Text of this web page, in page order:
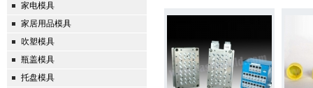
家电模具
家居用品模具
吹塑模具
瓶盖模具
托盘模具